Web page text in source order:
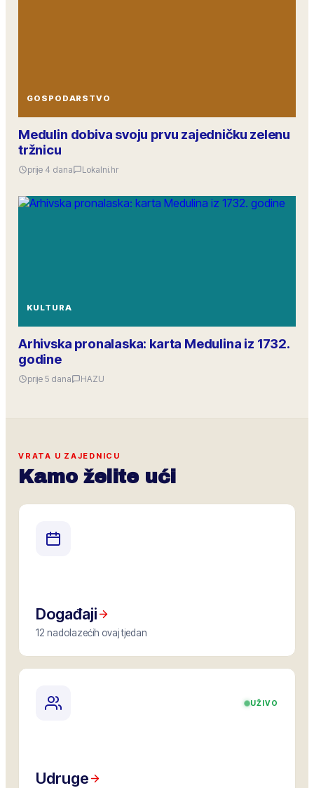
GOSPODARSTVO
Medulin dobiva svoju prvu zajedničku zelenu
tržnicu
prije 4 dana Lokalni.hr
KULTURA
Arhivska pronalaska: karta Medulina iz 1732.
godine
prije 5 dana HAZU
VRATA U ZAJEDNICU
Kamo želite ući
Događaji
12 nadolazećih ovaj tjedan
UŽIVO
Udruge